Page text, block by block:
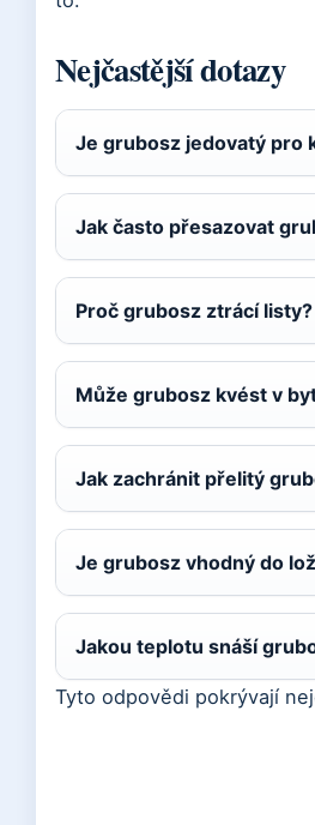
Nejčastější dotazy
Je grubosz jedovatý pro
Jak často přesazovat
Proč grubosz ztrácí listy?
Může grubosz kvést v
Jak zachránit přelitý
Je grubosz vhodný do
Jakou teplotu snáší
Tyto odpovědi pokrývají